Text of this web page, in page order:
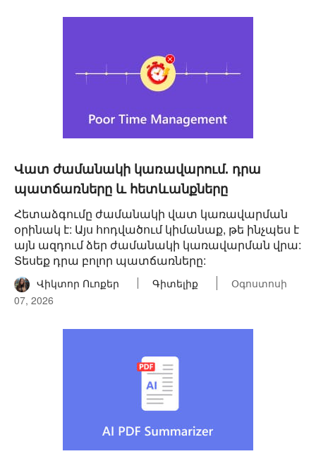
Վատ ժամանակի կառավարում. դրա
պատճառները և հետևանքները
Հետաձգումը ժամանակի վատ կառավարման
օրինակ է: Այս հոդվածում կիմանաք, թե ինչպես է
այն ազդում ձեր ժամանակի կառավարման վրա:
Տեսեք դրա բոլոր պատճառները:
Վիկտոր Ուոքեր Գիտելիք
Օգոստոսի
07, 2026